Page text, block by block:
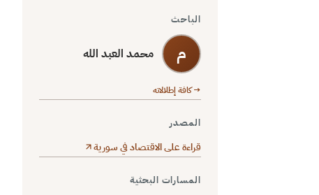
الباحث
م محمد العبد الله
→ كافة إطلالاته
المصدر
قراءة على الاقتصاد في سورية
المسارات البحثية